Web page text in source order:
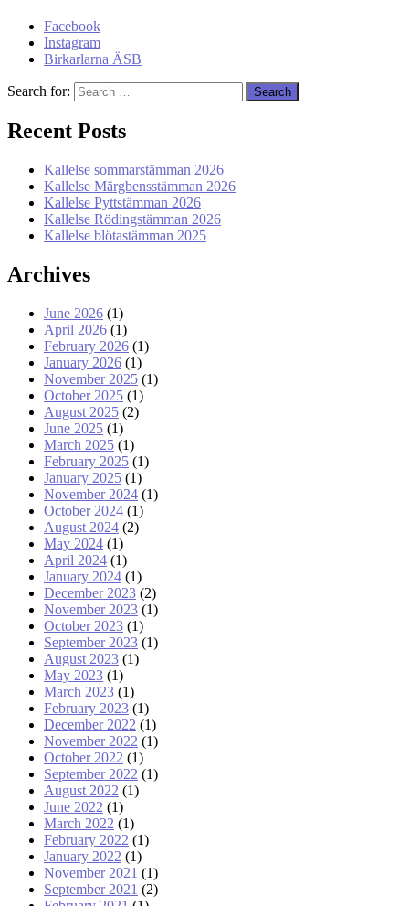
Facebook
Instagram
Birkarlarna ÄSB
Search for:
Recent Posts
Kallelse sommarstämman 2026
Kallelse Märgbensstämman 2026
Kallelse Pyttstämman 2026
Kallelse Rödingstämman 2026
Kallelse blötastämman 2025
Archives
June 2026 (1)
April 2026 (1)
February 2026 (1)
January 2026 (1)
November 2025 (1)
October 2025 (1)
August 2025 (2)
June 2025 (1)
March 2025 (1)
February 2025 (1)
January 2025 (1)
November 2024 (1)
October 2024 (1)
August 2024 (2)
May 2024 (1)
April 2024 (1)
January 2024 (1)
December 2023 (2)
November 2023 (1)
October 2023 (1)
September 2023 (1)
August 2023 (1)
May 2023 (1)
March 2023 (1)
February 2023 (1)
December 2022 (1)
November 2022 (1)
October 2022 (1)
September 2022 (1)
August 2022 (1)
June 2022 (1)
March 2022 (1)
February 2022 (1)
January 2022 (1)
November 2021 (1)
September 2021 (2)